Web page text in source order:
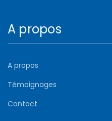
A propos
A propos
Témoignages
Contact